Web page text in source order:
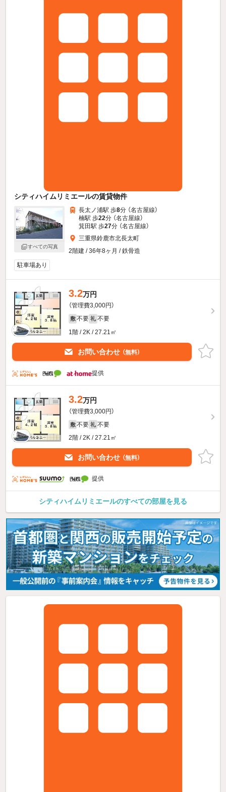
シティハイムリミエールの賃貸物件
すべての写真
長太ノ浦駅 歩8分 （名古屋線）
楠駅 歩22分 （名古屋線）
箕田駅 歩27分 （名古屋線）
三重県鈴鹿市北長太町
2階建 / 36年8ヶ月 / 鉄骨造
駐車場あり
3.2万円
（管理費3,000円）
敷 不要 礼 不要
1階 / 2K / 27.21㎡
お問い合わせ （無料）
提供
3.2万円
（管理費3,000円）
敷 不要 礼 不要
2階 / 2K / 27.21㎡
お問い合わせ （無料）
提供
シティハイムリミエールのすべての部屋を見る